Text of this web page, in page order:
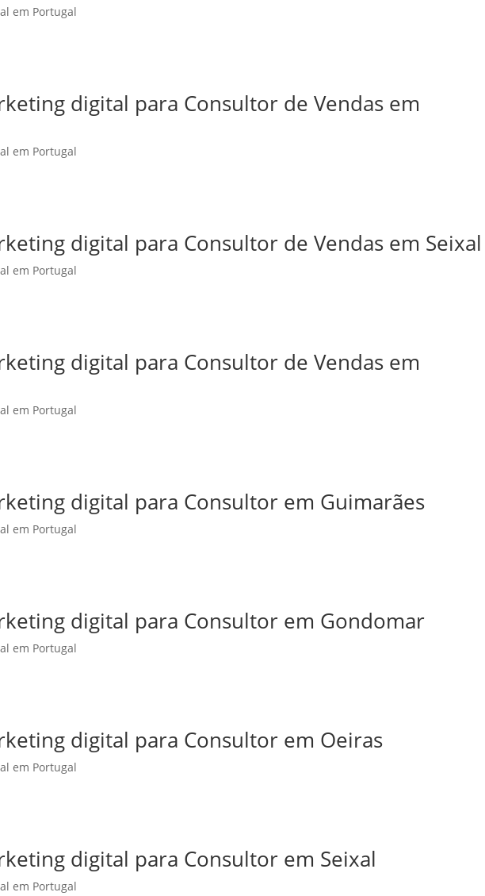
em Portugal
digital para Consultor de Vendas em
em Portugal
digital para Consultor de Vendas em Seixal
em Portugal
digital para Consultor de Vendas em
em Portugal
digital para Consultor em Guimarães
em Portugal
digital para Consultor em Gondomar
em Portugal
digital para Consultor em Oeiras
em Portugal
digital para Consultor em Seixal
em Portugal